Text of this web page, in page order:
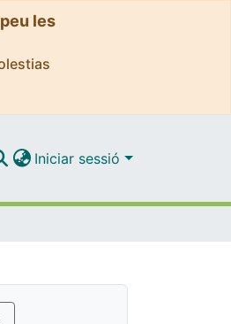
les
Iniciar sessió